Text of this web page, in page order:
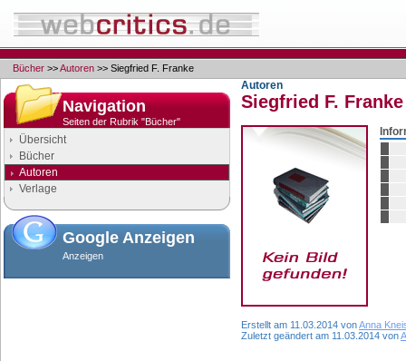
Bücher >>Autoren >> Siegfried F. Franke
Navigation
Seiten der Rubrik "Bücher"
Übersicht
Bücher
Autoren
Verlage
Google Anzeigen
Anzeigen
Autoren
Siegfried F. Franke
Erstellt am 11.03.2014 vonAnna
Zuletzt geändert am 11.03.2014 von